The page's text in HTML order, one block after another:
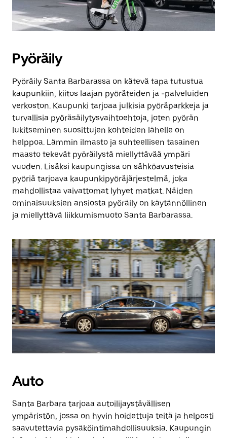
Pyöräily
Pyöräily Santa Barbarassa on kätevä tapa tutustua
kaupunkiin, kiitos laajan pyöräteiden ja -palveluiden
verkoston. Kaupunki tarjoaa julkisia pyöräparkkeja ja
turvallisia pyöräsäilytysvaihtoehtoja, joten pyörän
lukitseminen suosittujen kohteiden lähelle on
helppoa. Lämmin ilmasto ja suhteellisen tasainen
maasto tekevät pyöräilystä miellyttävää ympäri
vuoden. Lisäksi kaupungissa on sähköavusteisia
pyöriä tarjoava kaupunkipyöräjärjestelmä, joka
mahdollistaa vaivattomat lyhyet matkat. Näiden
ominaisuuksien ansiosta pyöräily on käytännöllinen
ja miellyttävä liikkumismuoto Santa Barbarassa.
Auto
Santa Barbara tarjoaa autoilijaystävällisen
ympäristön, jossa on hyvin hoidettuja teitä ja helposti
saavutettavia pysäköintimahdollisuuksia. Kaupungin